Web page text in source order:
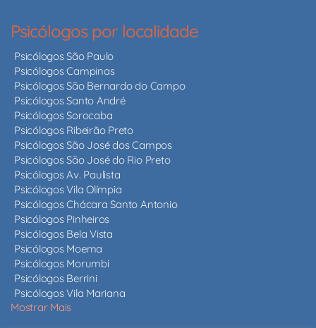
Psicólogos por localidade
Psicólogos São Paulo
Psicólogos Campinas
Psicólogos São Bernardo do Campo
Psicólogos Santo André
Psicólogos Sorocaba
Psicólogos Ribeirão Preto
Psicólogos São José dos Campos
Psicólogos São José do Rio Preto
Psicólogos Av. Paulista
Psicólogos Vila Olímpia
Psicólogos Chácara Santo Antonio
Psicólogos Pinheiros
Psicólogos Bela Vista
Psicólogos Moema
Psicólogos Morumbi
Psicólogos Berrini
Psicólogos Vila Mariana
Mostrar Mais